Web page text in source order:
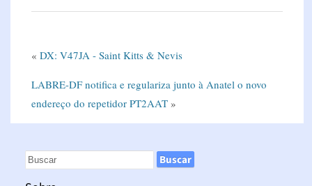
« DX: V47JA - Saint Kitts & Nevis
LABRE-DF notifica e regulariza junto à Anatel o novo
endereço do repetidor PT2AAT »